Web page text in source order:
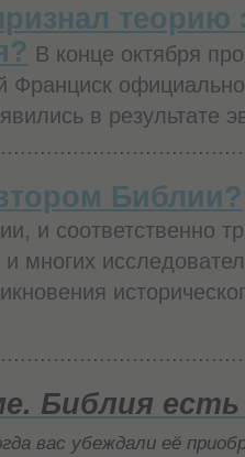
В конце октября
Франциск
в результате
Библии?
и соответственно
многих
Библия
вас убеждали её